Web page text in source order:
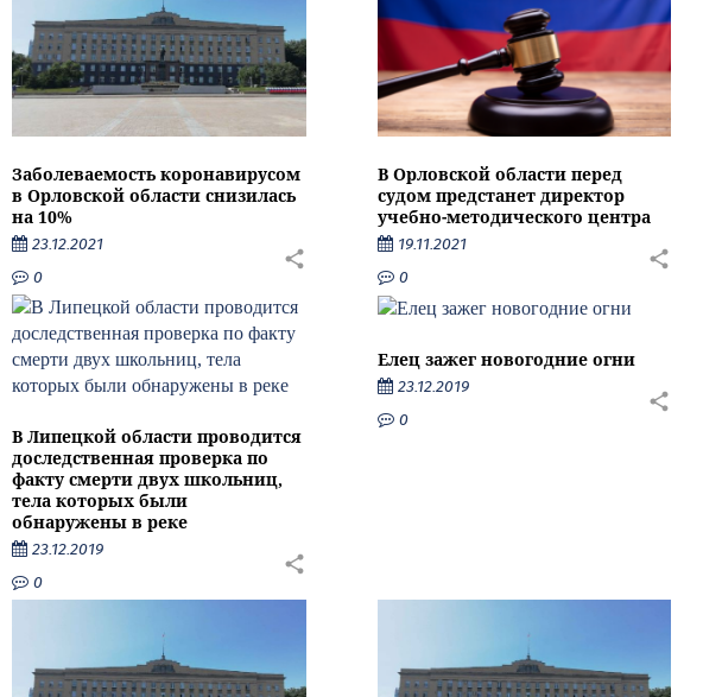
Заболеваемость коронавирусом
в Орловской области снизилась
на 10%
23.12.2021
0
В Орловской области перед
судом предстанет директор
учебно-методического центра
19.11.2021
0
В Липецкой области проводится
доследственная проверка по
факту смерти двух школьниц,
тела которых были
обнаружены в реке
23.12.2019
0
Елец зажег новогодние огни
23.12.2019
0